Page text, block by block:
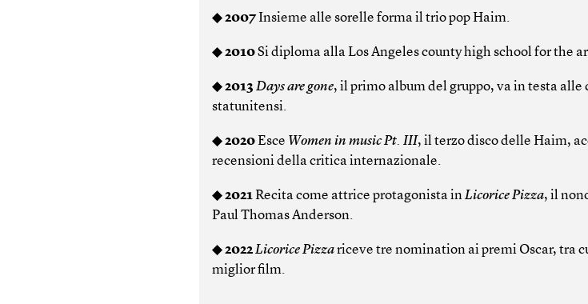
◆2007Insieme alle sorelle forma il trio pop Haim.
◆2010Si diploma alla Los Angeles county high school for the
◆2013 Days are gone, il primo album del gruppo, va in testa alle
statunitensi.
◆2020Esce Women in music Pt. III, il terzo disco delle Haim,
recensioni della critica internazionale.
◆2021Recita come attrice protagonista inLicorice Pizza, il
Paul Thomas Anderson.
◆2022Licorice Pizzariceve tre nomination ai premi Oscar, tra
miglior film.